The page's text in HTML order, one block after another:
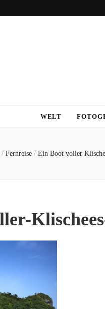
WELT
/ Fernreise / Ein Boot voller